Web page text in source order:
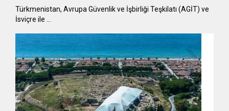
Türkmenistan, Avrupa Güvenlik ve İşbirliği Teşkilatı (AGİT) ve
İsviçre ile …